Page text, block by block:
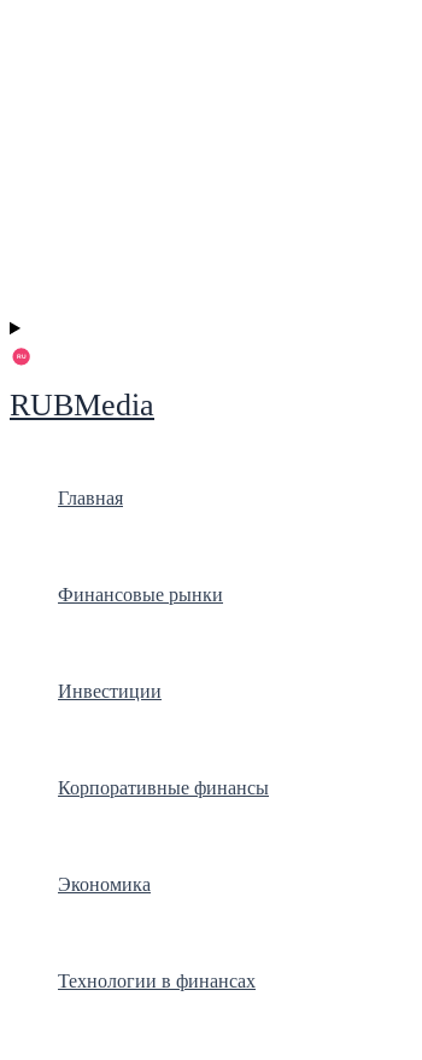
RUBMedia
Главная
Финансовые рынки
Инвестиции
Корпоративные финансы
Экономика
Технологии в финансах